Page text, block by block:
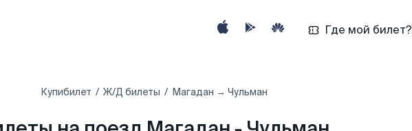
Где мой билет?
Купибилет Ж/Д билеты Магадан → Чульман